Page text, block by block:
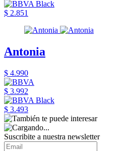
$ 2.851
Antonia
$ 4.990
$ 3.992
$ 3.493
Suscribite a nuestra newsletter